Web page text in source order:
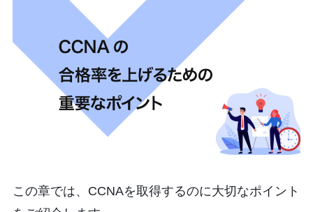
この章では、CCNAを取得するのに大切なポイント